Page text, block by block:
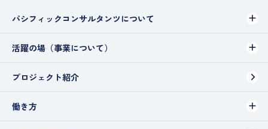
パシフィックコンサルタンツについて
活躍の場（事業について）
プロジェクト紹介
働き方